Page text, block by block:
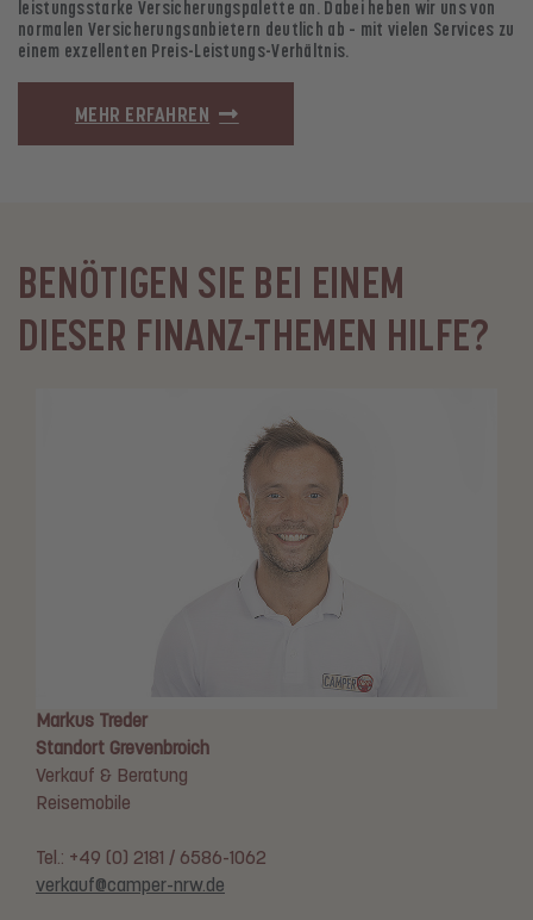
leistungsstarke Versicherungspalette an. Dabei heben wir uns von
normalen Versicherungsanbietern deutlich ab – mit vielen Services zu
einem exzellenten Preis-Leistungs-Verhältnis.
MEHR ERFAHREN
BENÖTIGEN SIE BEI EINEM
DIESER FINANZ-THEMEN HILFE?
Markus Treder
Standort Grevenbroich
Verkauf & Beratung
Reisemobile
Tel.: +49 (0) 2181 / 6586-1062
verkauf@camper-nrw.de